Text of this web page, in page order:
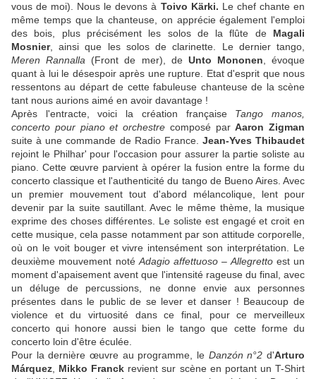
vous de moi). Nous le devons à Toivo Kärki. Le chef chante en
même temps que la chanteuse, on apprécie également l'emploi
des bois, plus précisément les solos de la flûte de Magali
Mosnier, ainsi que les solos de clarinette. Le dernier tango,
Meren Rannalla (Front de mer), de Unto Mononen , évoque
quant à lui le désespoir après une rupture. Etat d'esprit que nous
ressentons au départ de cette fabuleuse chanteuse de la scène
tant nous aurions aimé en avoir davantage !
Après l'entracte, voici la création française Tango manos,
concerto pour piano et orchestre composé parAaron Zigman
suite à une commande de Radio France. Jean-Yves Thibaudet
rejoint le Philhar' pour l'occasion pour assurer la partie soliste au
piano. Cette œuvre parvient à opérer la fusion entre la forme du
concerto classique et l'authenticité du tango de Bueno Aires. Avec
un premier mouvement tout d'abord mélancolique, lent pour
devenir par la suite sautillant. Avec le même thème, la musique
exprime des choses différentes. Le soliste est engagé et croit en
cette musique, cela passe notamment par son attitude corporelle,
où on le voit bouger et vivre intensément son interprétation. Le
deuxième mouvement noté Adagio affettuoso – Allegrettoest un
moment d'apaisement avent que l'intensité rageuse du final, avec
un déluge de percussions, ne donne envie aux personnes
présentes dans le public de se lever et danser ! Beaucoup de
violence et du virtuosité dans ce final, pour ce merveilleux
concerto qui honore aussi bien le tango que cette forme du
concerto loin d'être éculée.
Pour la dernière œuvre au programme, le Danzón n°2 d'Arturo
Márquez
Mikko Franck revient sur scène en portant un T-Shirt